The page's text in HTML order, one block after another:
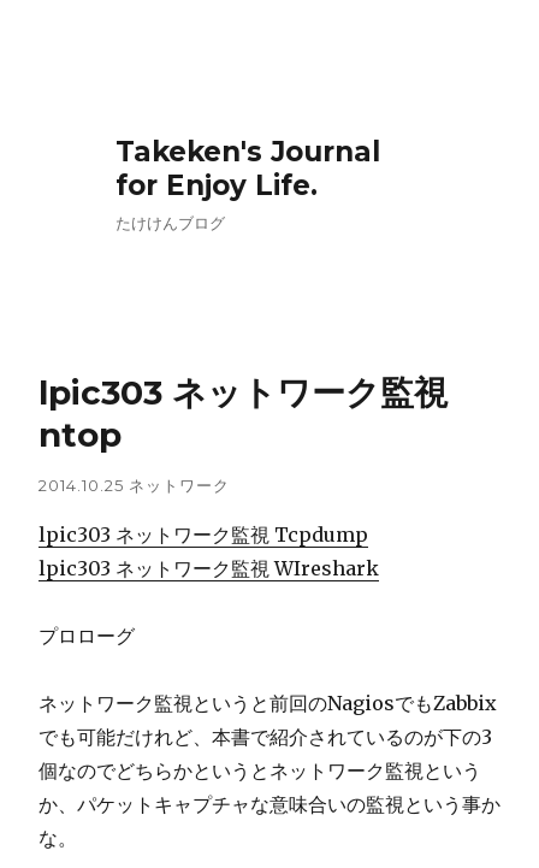
Takeken's Journal
for Enjoy Life.
たけけんブログ
lpic303 ネットワーク監視
ntop
2014.10.25 ネットワーク
lpic303 ネットワーク監視 Tcpdump
lpic303 ネットワーク監視 WIreshark
プロローグ
ネットワーク監視というと前回のNagiosでもZabbix
でも可能だけれど、本書で紹介されているのが下の3
個なのでどちらかというとネットワーク監視という
か、パケットキャプチャな意味合いの監視という事か
な。